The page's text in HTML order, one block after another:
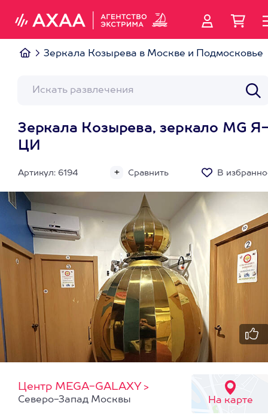
Зеркала Козырева в Москве и Подмосковье
Зеркала Козырева, зеркало MG
ЦИ
Артикул: 6194 Сравнить В
Центр MEGA-GALAXY >
На карте
Северо-Запад Москвы